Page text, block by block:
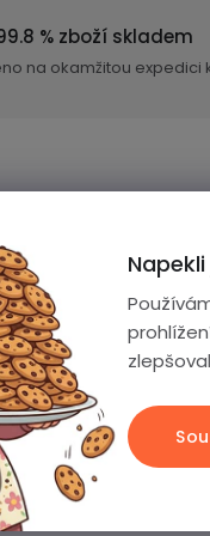
% zboží skladem
na okamžitou expedici
+420 499 599